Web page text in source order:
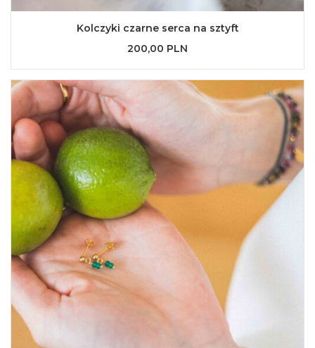
Kolczyki czarne serca na sztyft
200,00 PLN